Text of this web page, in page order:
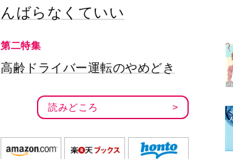
んばらなくていい
第二特集
高齢ドライバー運転のやめどき
読みどころ
1